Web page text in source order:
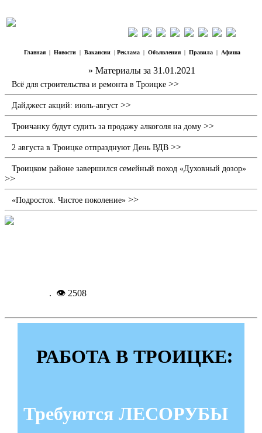
Главная | Новости | Вакансии | Реклама | Объявления | Правила | Афиша
» Материалы за 31.01.2021
Всё для строительства и ремонта в Троицке >>
Дайджест акций: июль-август >>
Троичанку будут судить за продажу алкоголя на дому >>
2 августа в Троицке отпразднуют День ВДВ >>
Троицком районе завершился семейный поход «Духовный дозор»
>>
«Подросток. Чистое поколение» >>
. 👁 2508
РАБОТА В ТРОИЦКЕ:
Требуются ЛЕСОРУБЫ